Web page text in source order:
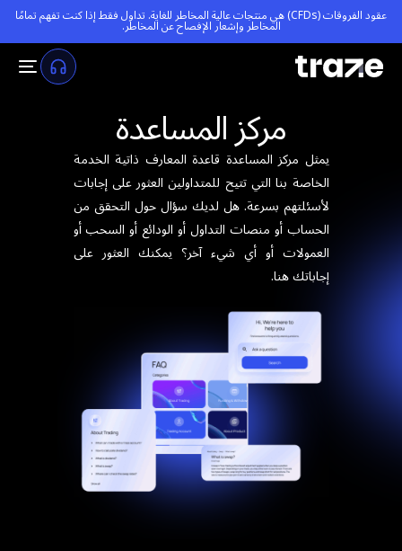
عقود الفروقات (CFDs) هي منتجات عالية المخاطر للغاية. تداول فقط إذا كنت تفهم تمامًا
المخاطر وإشعار الإفصاح عن المخاطر.
مركز المساعدة
يمثل مركز المساعدة قاعدة المعارف ذاتية الخدمة
الخاصة بنا التي تتيح للمتداولين العثور على إجابات
لأسئلتهم بسرعة. هل لديك سؤال حول التحقق من
الحساب أو منصات التداول أو الودائع أو السحب أو
العمولات أو أي شيء آخر؟ يمكنك العثور على
إجاباتك هنا.